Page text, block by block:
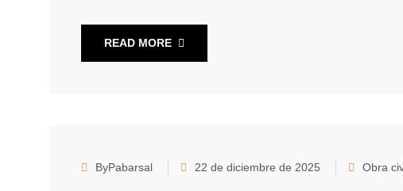
READ MORE
ByPabarsal 22 de diciembre de 2025 Obra